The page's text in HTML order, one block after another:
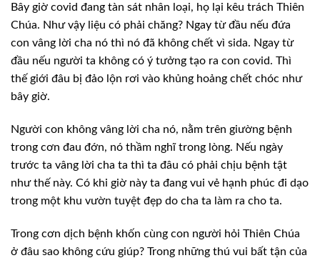
Bây giờ covid đang tàn sát nhân loại, họ lại kêu trách Thiên
Chúa. Như vậy liệu có phải chăng? Ngay từ đầu nếu đứa
con vâng lời cha nó thì nó đã không chết vì sida. Ngay từ
đầu nếu người ta không có ý tưởng tạo ra con covid. Thì
thế giới đâu bị đảo lộn rơi vào khủng hoảng chết chóc như
bây giờ.
Người con không vâng lời cha nó, nằm trên giường bệnh
trong cơn đau đớn, nó thầm nghĩtrong lòng. Nếu ngày
trước ta vâng lời cha ta thì ta đâu có phải chịu bệnh tật
như thế này. Có khi giờ này ta đang vui vẻ hạnh phúc đi dạo
trong một khu vườn tuyệt đẹp do cha ta làm ra cho ta.
Trong cơn dịch bệnh khốn cùng con người hỏi Thiên Chúa
ở đâu sao không cứu giúp? Trong những thú vui bất tận của